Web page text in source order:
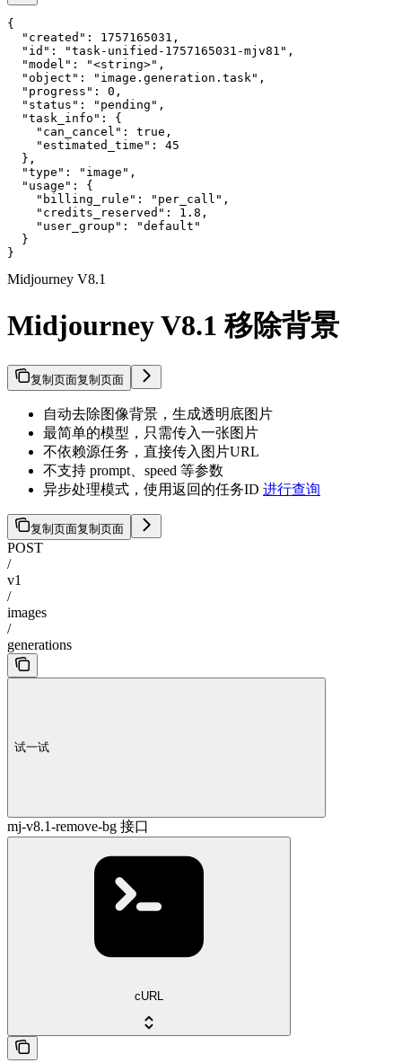
{
  "created": 1757165031,
  "id": "task-unified-1757165031-mjv81",
  "model": "<string>",
  "object": "image.generation.task",
  "progress": 0,
  "status": "pending",
  "task_info": {
    "can_cancel": true,
    "estimated_time": 45
  },
  "type": "image",
  "usage": {
    "billing_rule": "per_call",
    "credits_reserved": 1.8,
    "user_group": "default"
  }
}
Midjourney V8.1
Midjourney V8.1 移除背景
复制页面复制页面
自动去除图像背景，生成透明底图片
最简单的模型，只需传入一张图片
不依赖源任务，直接传入图片URL
不支持 prompt、speed 等参数
异步处理模式，使用返回的任务ID 进行查询
复制页面复制页面
POST
/
v1
/
images
/
generations
试一试
mj-v8.1-remove-bg 接口
cURL